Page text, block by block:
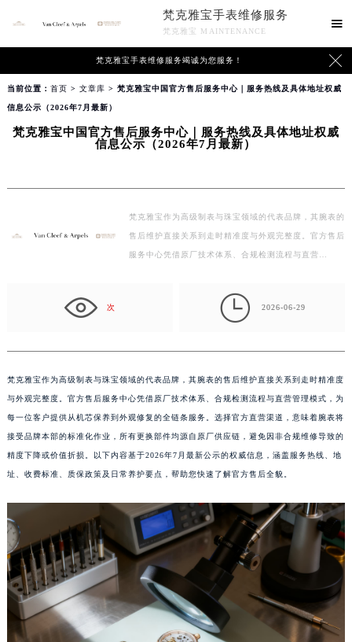
梵克雅宝手表维修服务
梵克雅宝 MAINTENANCE

梵克雅宝手表维修服务竭诚为您服务！ 
当前位置： 首页 > 文章库 > 梵克雅宝中国官方售后服务中心｜服务热线及具体地址权威
信息公示（2026年7月最新）
梵克雅宝中国官方售后服务中心｜服务热线及具体地址权威
信息公示（2026年7月最新）
梵克雅宝作为高级制表与珠宝领域的代表品牌，其腕表的
售后维护直接关系到走时精准度与外观完整度。官方售后
服务中心凭借原厂技术体系、合规检测流程与直营…
次  2026-06-29
梵克雅宝作为高级制表与珠宝领域的代表品牌，其腕表的售后维护直接关系到走时精准度
与外观完整度。官方售后服务中心凭借原厂技术体系、合规检测流程与直营管理模式，为
每一位客户提供从机芯保养到外观修复的全链条服务。选择官方直营渠道，意味着腕表将
接受品牌本部的标准化作业，所有更换部件均源自原厂供应链，避免因非合规维修导致的
精度下降或价值折损。以下内容基于2026年7月最新公示的权威信息，涵盖服务热线、地
址、收费标准、质保政策及日常养护要点，帮助您快速了解官方售后全貌。